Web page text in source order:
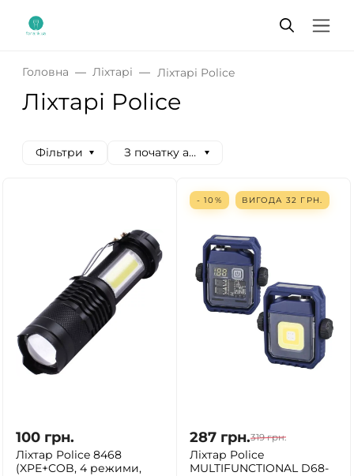
Головна Ліхтарі Ліхтарі Police
Ліхтарі Police
Фільтри З початку алфавіту
100 грн.
Ліхтар Police 8468
(XPE+COB, 4 режими,
- 10% ВИГОДА 32 ГРН.
287 грн.319 грн.
Ліхтар Police
MULTIFUNCTIONAL D68-